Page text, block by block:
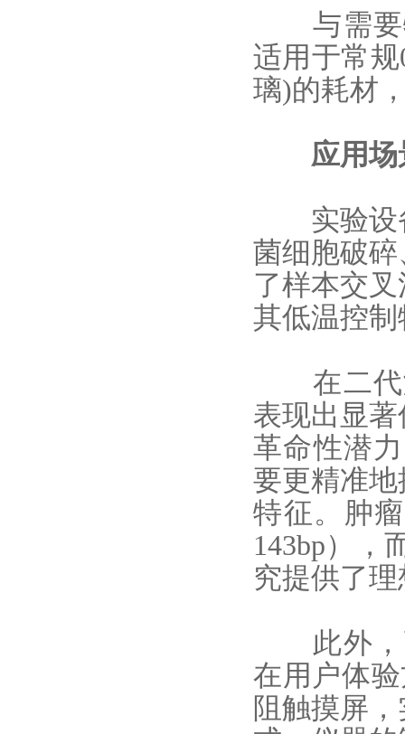
与需要特
适用于常
璃)的耗材
应用场景
实验设备
菌细胞破
了样本交
其低温控
在二代
表现出显
革命性潜
要更精准
特征。 肿
143bp），
究提供了
此外，
在用户体
阻触摸屏